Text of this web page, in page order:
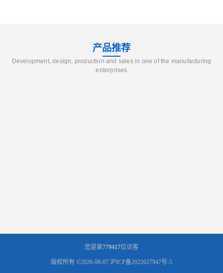
产品推荐
Development, design, production and sales in one of the manufacturing
enterprises
您是第779417位访客
版权所有 ©2026-08-07 沪ICP备2022027947号-5